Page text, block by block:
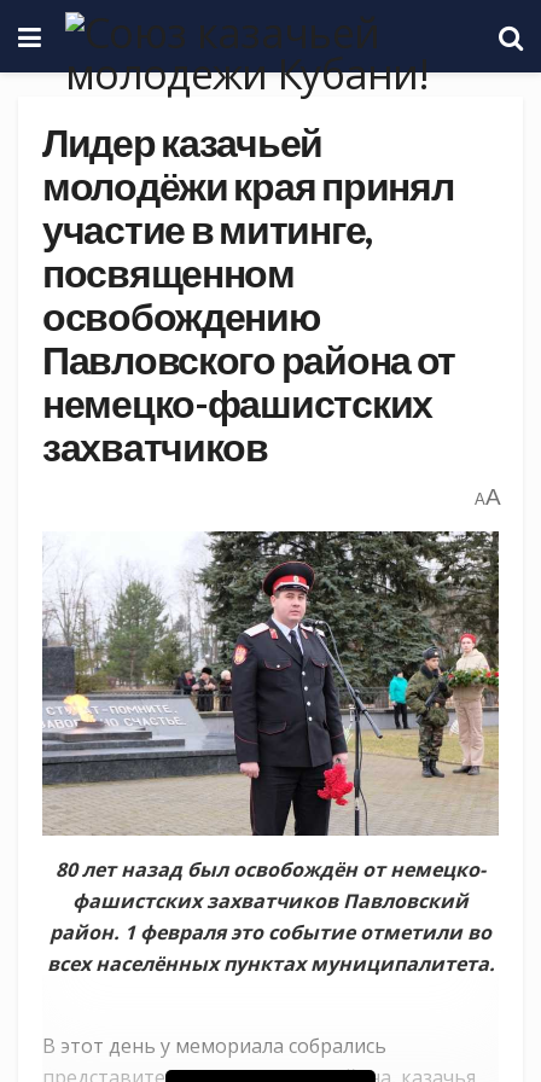
Лидер казачьей
молодёжи края принял
участие в митинге,
посвященном
освобождению
Павловского района от
немецко-фашистских
захватчиков
AA
80 лет назад был освобождён от немецко-
фашистских захватчиков Павловский
район. 1 февраля это событие отметили во
всех населённых пунктах муниципалитета.
В этот день у мемориала собрались